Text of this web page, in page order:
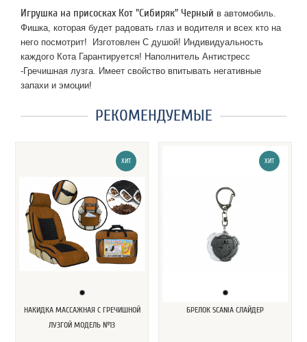
Игрушка на присосках Кот "Сибиряк" Черный в автомобиль.
Фишка, которая будет радовать глаз и водителя и всех кто на
него посмотрит! Изготовлен С душой! Индивидуальность
каждого Кота Гарантируется! Наполнитель Антистресс
-Гречишная лузга. Имеет свойство впитывать негативные
запахи и эмоции!
РЕКОМЕНДУЕМЫЕ
ХИТ
НАКИДКА МАССАЖНАЯ С ГРЕЧИШНОЙ
ЛУЗГОЙ МОДЕЛЬ №13
ХИТ
БРЕЛОК SCANIA СЛАЙДЕР